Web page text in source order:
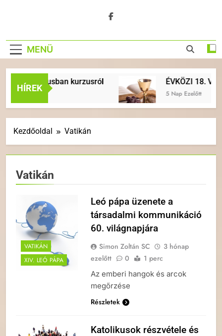
MENÜ
HÍREK
kurzusról ÉVKÖZI 18.
5 Nap Ezelőtt
Kezdőoldal Vatikán
Vatikán
VATIKÁN
XIV. LEÓ PÁPA
Leó pápa üzenete a
társadalmi kommunikáció
60. világnapjára
Simon Zoltán SC
3 hónap
ezelőtt
0 1 perc
Az emberi hangok és arcok
megőrzése
Részletek
Katolikusok részvétele és